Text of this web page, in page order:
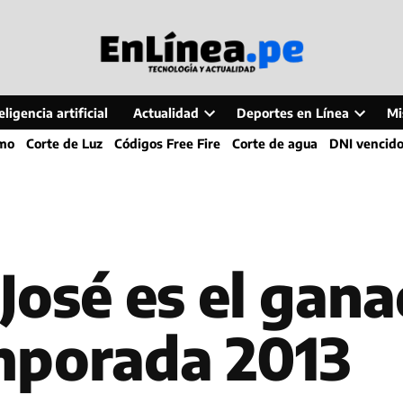
artificial Actualidad
Open
dropdown
Deportes en Línea
Open
dropdown
Corte de Luz Códigos Free Fire Corte de agua DNI vencido
es el
2013